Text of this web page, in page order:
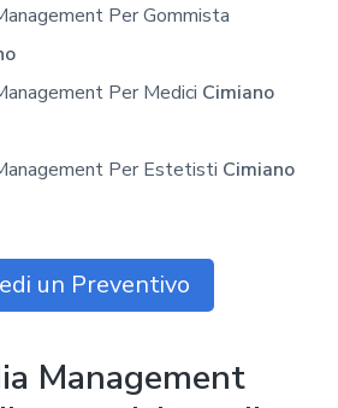
Per Gommista
Per Medici Cimiano
Per Estetisti Cimiano
un Preventivo
Management